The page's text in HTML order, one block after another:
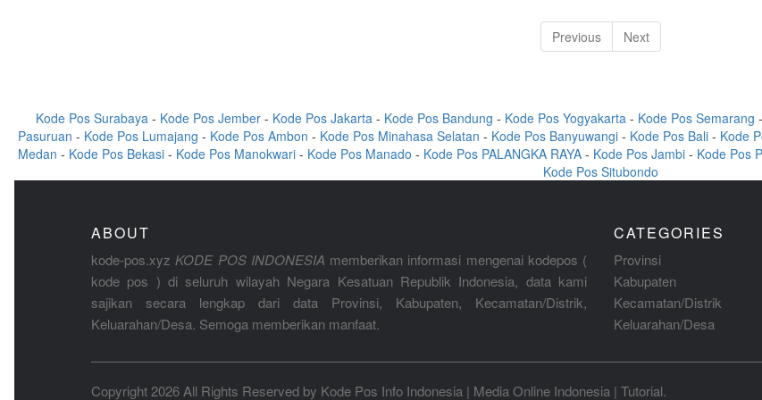
Previous Next
Kode Pos Surabaya - Kode Pos Jember - Kode Pos Jakarta - Kode Pos Bandung - Kode Pos Yogyakarta - Kode Pos Semarang -
Pasuruan - Kode Pos Lumajang - Kode Pos Ambon - Kode Pos Minahasa Selatan - Kode Pos Banyuwangi- Kode Pos Bali- Kode
Medan - Kode Pos Bekasi - Kode Pos Manokwari - Kode Pos Manado - Kode Pos PALANGKA RAYA - Kode Pos Jambi - Kode Pos
Kode Pos Situbondo
ABOUT
kode-pos.xyz KODE POS INDONESIA memberikan informasi mengenai kodepos (
kode pos ) di seluruh wilayah Negara Kesatuan Republik Indonesia, data kami
sajikan secara lengkap dari data Provinsi, Kabupaten, Kecamatan/Distrik,
Keluarahan/Desa. Semoga memberikan manfaat.
CATEGORIES
Provinsi
Kabupaten
Kecamatan/Distrik
Keluarahan/Desa
Copyright 2026 All Rights Reserved by Kode Pos Info Indonesia | Media Online Indonesia | Tutorial.